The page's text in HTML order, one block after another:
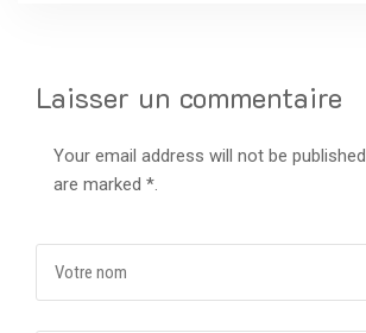
Laisser un commentaire
Your email address will not be
are marked *.